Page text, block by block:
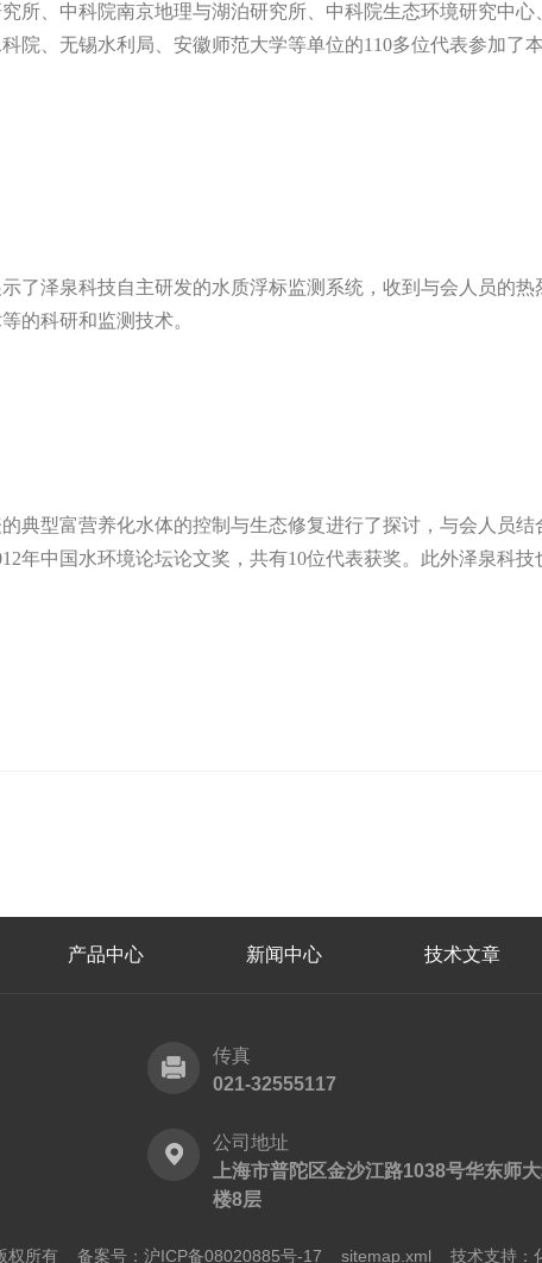
所、中科院南京地理与湖泊研究所、中科院生态环境研究中
院、无锡水利局、安徽师范大学等单位的110多位代表参加了
了泽泉科技自主研发的水质浮标监测系统，收到与会人员的
的科研和监测技术。
典型富营养化水体的控制与生态修复进行了探讨，与会人员
年中国水环境论坛论文奖，共有10位代表获奖。此外泽泉科技
产品中心 新闻中心 技术文章
传真
021-32555117
公司地址
上海市普陀区金沙江路1038号华东师
楼8层
权所有 备案号：沪ICP备08020885号-17 sitemap.xml 技术支持：